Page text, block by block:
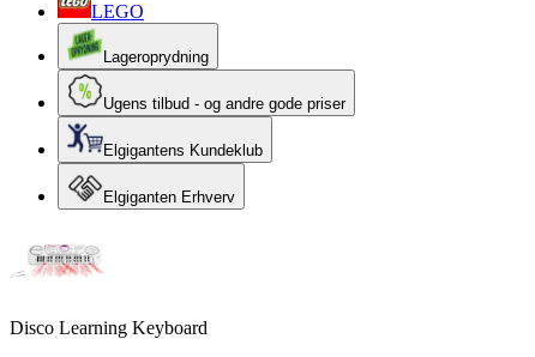
LEGO
Lageroprydning
Ugens tilbud - og andre gode priser
Elgigantens Kundeklub
Elgiganten Erhverv
Disco Learning Keyboard